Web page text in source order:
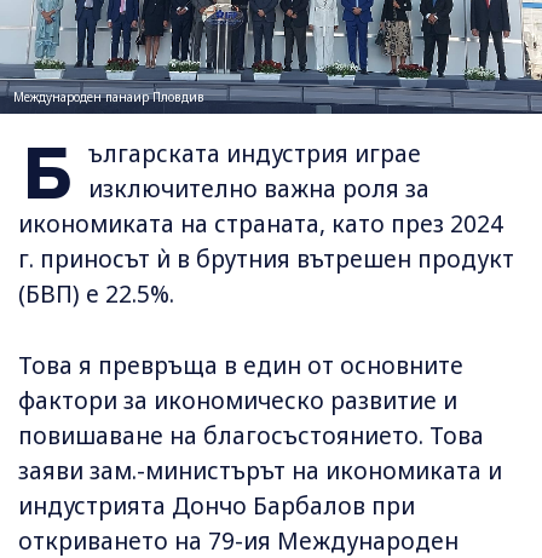
Международен панаир Пловдив
Б ългарската индустрия играе
изключително важна роля за
икономиката на страната, като през 2024
г. приносът ѝ в брутния вътрешен продукт
(БВП) е 22.5%.
Това я превръща в един от основните
фактори за икономическо развитие и
повишаване на благосъстоянието. Това
заяви зам.-министърът на икономиката и
индустрията Дончо Барбалов при
откриването на 79-ия Международен